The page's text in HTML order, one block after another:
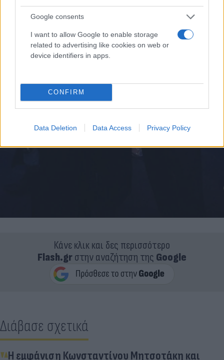
Google consents
I want to allow Google to enable storage
related to advertising like cookies on web or
device identifiers in apps.
CONFIRM
Data Deletion Data Access Privacy Policy
Κάνε κλικ και δες περισσότερο
Flash.grστην αναζήτηση της Google
Διάβασε σχετικά
Η εμφάνιση Κωνσταντίνου Μητσοτάκη και